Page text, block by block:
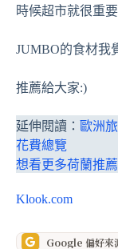
時候超市就很重
JUMBO的食材我
推薦給大家:)
延伸閱讀： 歐洲
花費總覽
想看更多荷蘭推
Klook.com
Google 偏好來